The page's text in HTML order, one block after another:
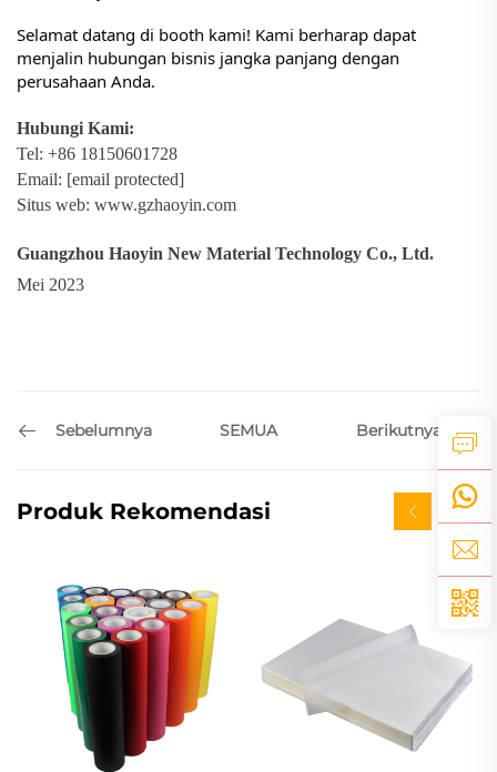
Selamat datang di booth kami! Kami berharap dapat
menjalin hubungan bisnis jangka panjang dengan
perusahaan Anda.
Hubungi Kami:
Tel: +86 18150601728
Email: [email protected]
Situs web: www.gzhaoyin.com
Guangzhou Haoyin New Material Technology Co., Ltd.
Mei 2023
Sebelumnya SEMUA Berikutnya
Produk Rekomendasi